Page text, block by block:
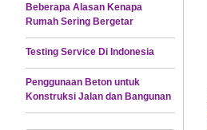
Beberapa Alasan Kenapa
Rumah Sering Bergetar
Testing Service Di Indonesia
Penggunaan Beton untuk
Konstruksi Jalan dan Bangunan